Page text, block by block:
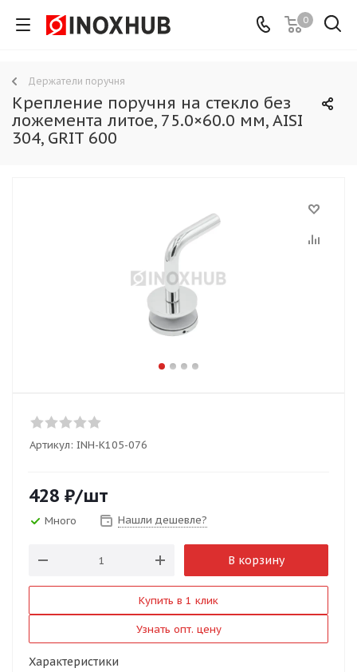
0
Держатели поручня
Крепление поручня на стекло без
ложемента литое, 75.0×60.0 мм, AISI
304, GRIT 600
Артикул: INH-K105-076
428 ₽/шт
Много Нашли дешевле?
В корзину
Купить в 1 клик
Узнать опт. цену
Характеристики